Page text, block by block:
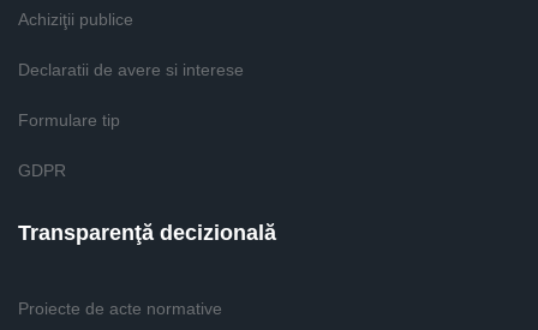
Achiziţii publice
Declaratii de avere si interese
Formulare tip
GDPR
Transparenţă decizională
Proiecte de acte normative